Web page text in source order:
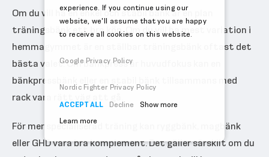
Om du vill ha en enkel och stabil bänk är en plan
träningsbänk ett bra köp. Om du vill ha mest variation i
hemmagymmet är en ställbar träningsbänk oftast det
bästa valet. Om bänkpress är huvudfokus kan en
bänkpressbänk eller en stabil bänk tillsammans med
rack vara rätt väg att gå.
För mer specialiserad träning kan ryggbänk, magbänk
eller GHD vara bra komplement. Det gäller särskilt om du
experience. If you continue using our
website, we'll assume that you are happy
to receive all cookies on this website.
Google Privacy Policy
Nordic Fighter Privacy Policy
ACCEPT ALL
Decline
Show more
Learn more